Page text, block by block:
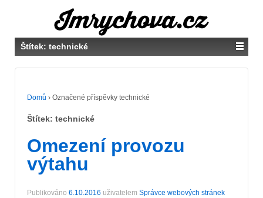
Štítek: technické
Domů › Označené příspěvky technické
Štítek: technické
Omezení provozu
výtahu
Publikováno 6.10.2016 uživatelem Správce webových stránek